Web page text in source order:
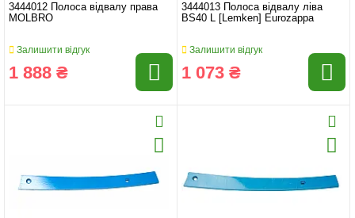
3444012 Полоса відвалу права
MOLBRO
Залишити відгук
1 888 ₴
3444013 Полоса відвалу ліва
BS40 L [Lemken] Eurozappa
Залишити відгук
1 073 ₴